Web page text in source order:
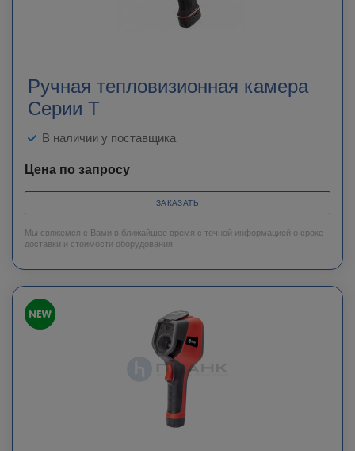
Ручная тепловизионная камера
Серии T
В наличии у поставщика
Цена по запросу
ЗАКАЗАТЬ
Мы свяжемся с Вами в ближайшее время с точной информацией о сроке
доставки и стоимости оборудования.